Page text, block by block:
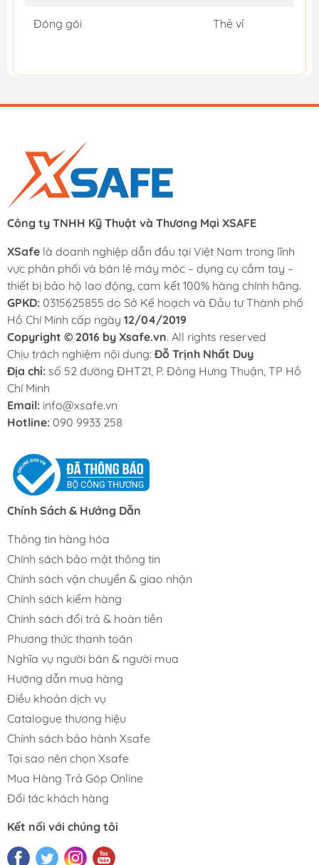
Đóng gói Thẻ vỉ
Công ty TNHH Kỹ Thuật và Thương Mại XSAFE
XSafe là doanh nghiệp dẫn đầu tại Việt Nam trong lĩnh
vực phân phối và bán lẻ máy móc – dụng cụ cầm tay –
thiết bị bảo hộ lao động, cam kết 100% hàng chính hãng.
GPKD: 0315625855 do Sở Kế hoạch và Đầu tư Thành phố
Hồ Chí Minh cấp ngày 12/04/2019
Copyright © 2016 by Xsafe.vn. All rights reserved
Chịu trách nghiệm nội dung: Đỗ Trịnh Nhất Duy
Địa chỉ: số 52 đường ĐHT21, P. Đông Hưng Thuận, TP Hồ
Chí Minh
Email: info@xsafe.vn
Hotline: 090 9933 258
Chính Sách & Hướng Dẫn
Thông tin hàng hóa
Chính sách bảo mật thông tin
Chính sách vận chuyển & giao nhận
Chính sách kiểm hàng
Chính sách đổi trả & hoàn tiền
Phương thức thanh toán
Nghĩa vụ người bán & người mua
Hướng dẫn mua hàng
Điều khoản dịch vụ
Catalogue thương hiệu
Chính sách bảo hành Xsafe
Tại sao nên chọn Xsafe
Mua Hàng Trả Góp Online
Đối tác khách hàng
Kết nối với chúng tôi